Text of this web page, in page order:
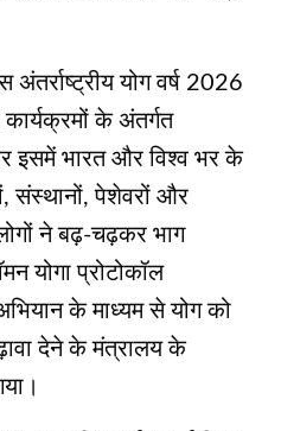
अंतर्राष्‍ट्रीय योग वर्ष 2026
के अंतर्गत
इसमें भारत और विश्व भर के
संस्थानों, पेशेवरों और
ने बढ़-चढ़कर भाग
योगा प्रोटोकॉल
के माध्यम से योग को
देने के मंत्रालय के